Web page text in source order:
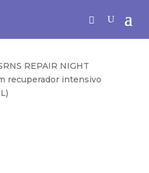
REPAIR NIGHT
recuperador intensivo